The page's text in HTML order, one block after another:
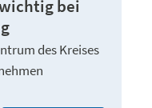
bei
des Kreises